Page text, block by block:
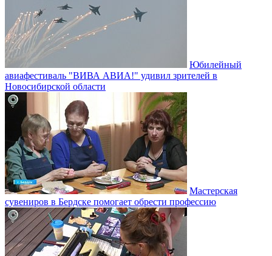
Юбилейный
авиафестиваль "ВИВА АВИА!" удивил зрителей в
Новосибирской области
Мастерская
сувениров в Бердске помогает обрести профессию